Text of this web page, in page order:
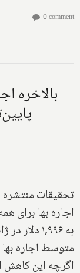
0 comment
بالاخره
به ۱,۹۹۶
متوسط اجاره بها در
اگرچه این کاهش